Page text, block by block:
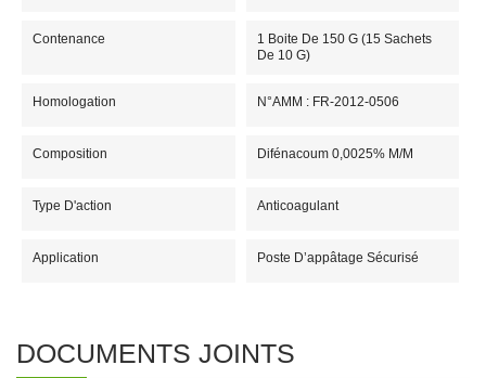
Contenance
1 Boite De 150 G (15 Sachets
De 10 G)
Homologation N°AMM : FR-2012-0506
Composition Difénacoum 0,0025% M/m
Type D'action Anticoagulant
Application Poste D’appâtage Sécurisé
DOCUMENTS JOINTS